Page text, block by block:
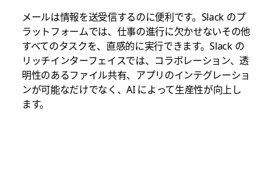
メールは情報を送受信するのに便利です。Slack のプ
ラットフォームでは、仕事の進行に欠かせないその他
すべてのタスクを、直感的に実行できます。Slack の
リッチインターフェイスでは、コラボレーション、透
明性のあるファイル共有、アプリのインテグレーショ
ンが可能なだけでなく、AI によって生産性が向上し
ます。